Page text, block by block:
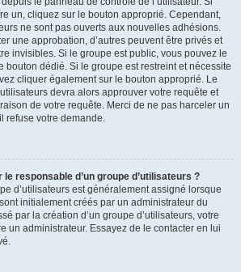
un, cliquez sur le bouton approprié. Cependant,
ne sont pas ouverts aux nouvelles adhésions.
une approbation, d’autres peuvent être privés et
invisibles. Si le groupe est public, vous pouvez le
bouton dédié. Si le groupe est restreint et nécessite
cliquer également sur le bouton approprié. Le
devra alors approuver votre requête et
de votre requête. Merci de ne pas harceler un
refuse votre demande.
responsable d’un groupe d’utilisateurs ?
d’utilisateurs est généralement assigné lorsque
initialement créés par un administrateur du
par la création d’un groupe d’utilisateurs, votre
un administrateur. Essayez de le contacter en lui